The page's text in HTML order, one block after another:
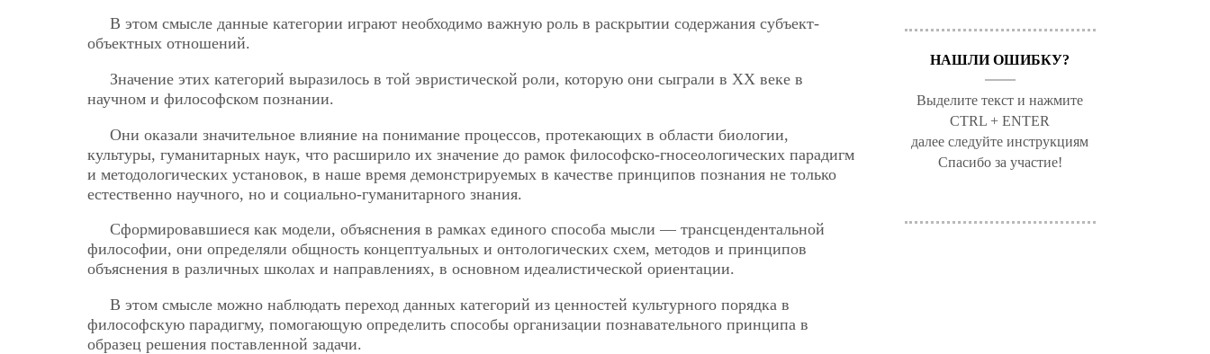
В этом смысле данные категории играют необходимо важную роль в раскрытии содержания субъект-
объектных отношений.
Значение этих категорий выразилось в той эвристической роли, которую они сыграли в ХХ веке в
научном и философском познании.
Они оказали значительное влияние на понимание процессов, протекающих в области биологии,
культуры, гуманитарных наук, что расширило их значение до рамок философско-гносеологических парадигм
и методологических установок, в наше время демонстрируемых в качестве принципов познания не только
естественно научного, но и социально-гуманитарного знания.
Сформировавшиеся как модели, объяснения в рамках единого способа мысли — трансцендентальной
философии, они определяли общность концептуальных и онтологических схем, методов и принципов
объяснения в различных школах и направлениях, в основном идеалистической ориентации.
В этом смысле можно наблюдать переход данных категорий из ценностей культурного порядка в
философскую парадигму, помогающую определить способы организации познавательного принципа в
образец решения поставленной задачи.
НАШЛИ ОШИБКУ?
Выделите текст и нажмите
CTRL + ENTER
далее следуйте инструкциям
Спасибо за участие!